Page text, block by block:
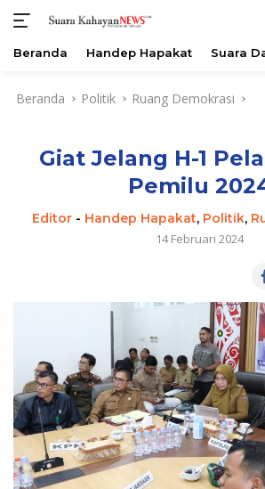
Beranda Handep Hapakat Suara
Beranda Politik Ruang Demokrasi
Giat Jelang H-1
Pemilu
Editor- Handep Hapakat, Politik,
14 Februari 2024